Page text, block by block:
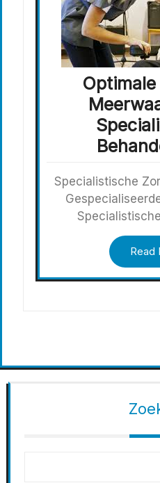
Specialistische
Read